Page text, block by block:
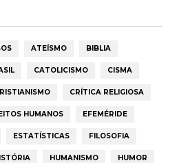
ATEÍSMO BIBLIA
CATOLICISMO CISMA
CRÍTICA RELIGIOSA
HUMANOS EFEMÉRIDE
ESTATÍSTICAS FILOSOFIA
HUMANISMO HUMOR